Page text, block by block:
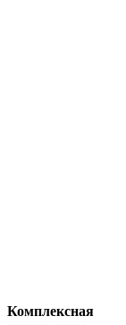
Комплексная